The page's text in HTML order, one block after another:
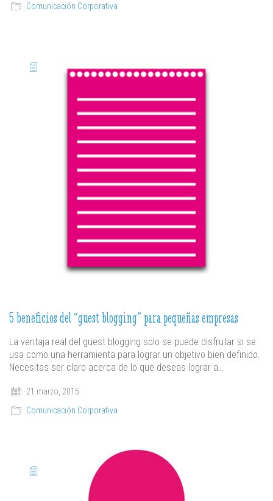
Comunicación Corporativa
5 beneficios del “guest blogging” para pequeñas empresas
La ventaja real del guest blogging solo se puede disfrutar si se
usa como una herramienta para lograr un objetivo bien definido.
Necesitas ser claro acerca de lo que deseas lograr a…
21 marzo, 2015
Comunicación Corporativa